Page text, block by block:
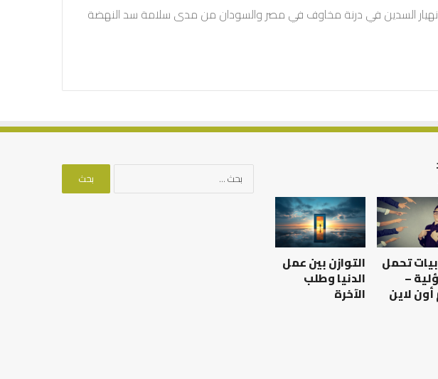
وانهيار السدين في درنة مخاوف في مصر والسودان من مدى سلامة سد النهضة
بين الإمام
من
أدبيات
تحمل
المسؤلية
– تحمل
–
لاين
التوازن بين عمل
الدنيا وطلب
الآخرة
البحث